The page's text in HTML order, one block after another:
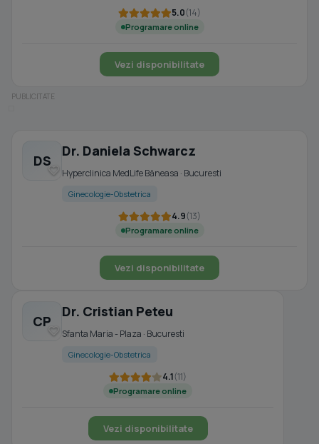
5.0(14)
Programare online
Vezi disponibilitate
DS
Dr. Daniela Schwarcz
Hyperclinica MedLife Băneasa · Bucuresti
Ginecologie-Obstetrica
4.9(13)
Programare online
Vezi disponibilitate
CP
Dr. Cristian Peteu
Sfanta Maria - Plaza · Bucuresti
Ginecologie-Obstetrica
4.1(11)
Programare online
Vezi disponibilitate